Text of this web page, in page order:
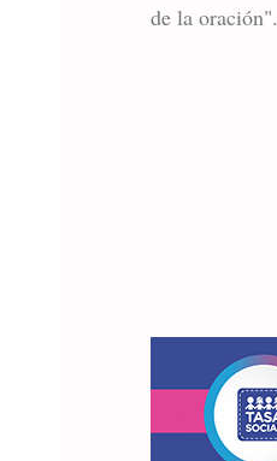
de la oración".